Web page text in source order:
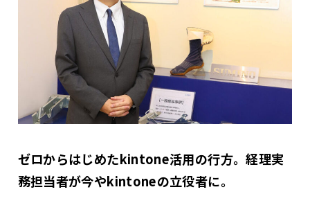
ゼロからはじめたkintone活用の行方。経理実
務担当者が今やkintoneの立役者に。